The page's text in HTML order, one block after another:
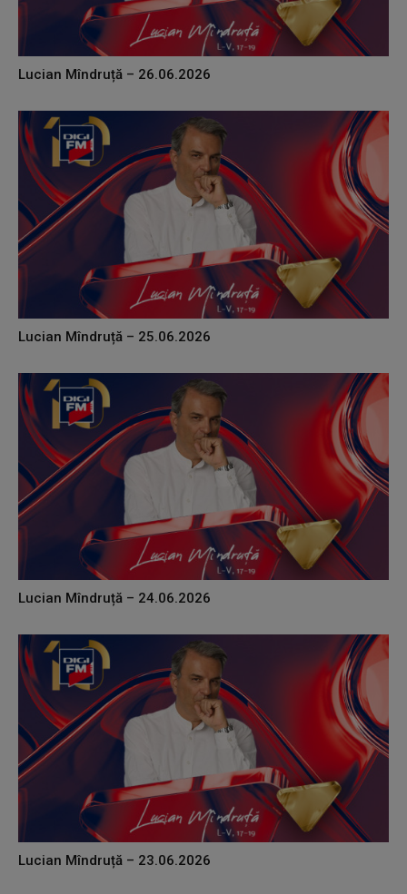
Lucian Mîndruță – 26.06.2026
Lucian Mîndruță – 25.06.2026
Lucian Mîndruță – 24.06.2026
Lucian Mîndruță – 23.06.2026